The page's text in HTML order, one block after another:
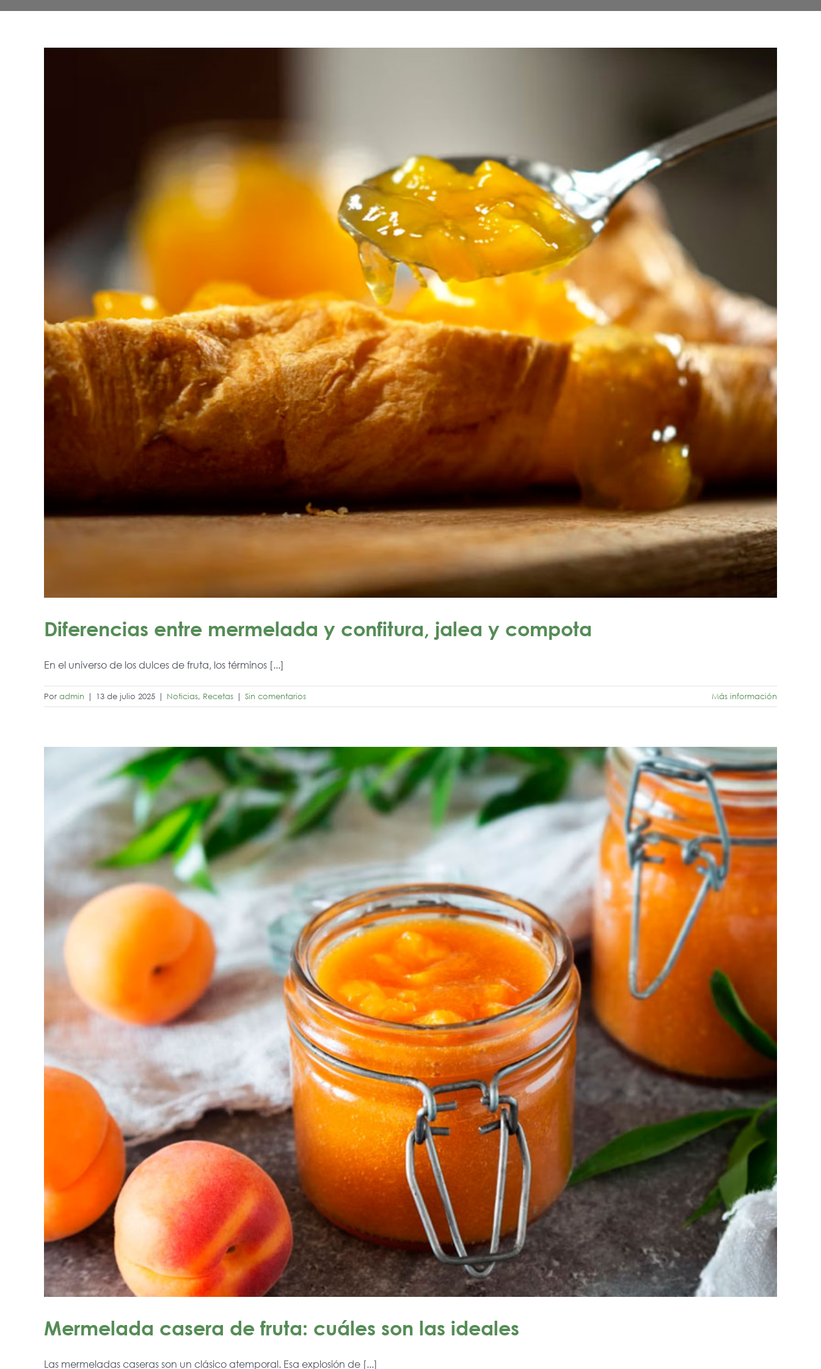
Diferencias entre mermelada y confitura, jalea y compota
En el universo de los dulces de fruta, los términos [...]
Por admin | 13 de julio 2025 | Noticias, Recetas | Sin comentarios Más información
Mermelada casera de fruta: cuáles son las ideales
Las mermeladas caseras son un clásico atemporal. Esa explosión de [...]